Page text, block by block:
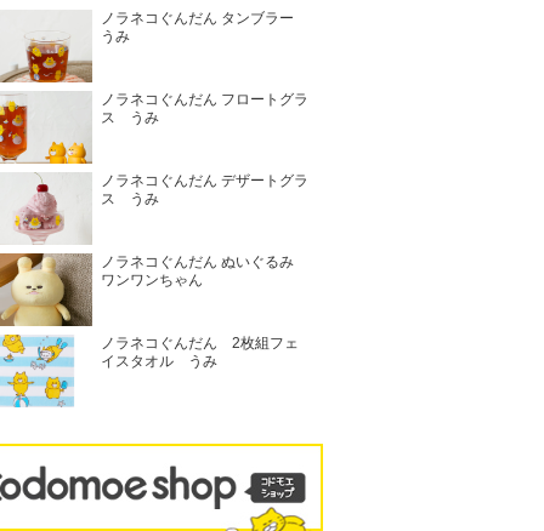
ノラネコぐんだん タンブラー
うみ
ノラネコぐんだん フロートグラ
ス うみ
ノラネコぐんだん デザートグラ
ス うみ
ノラネコぐんだん ぬいぐるみ
ワンワンちゃん
ノラネコぐんだん 2枚組フェ
イスタオル うみ